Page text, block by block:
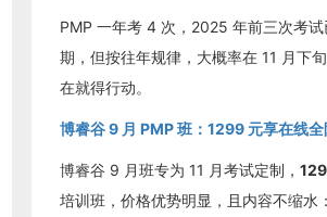
PMP 一年考 4 次，2025 年前三次考
期，但按往年规律，大概率在 11 月下
在就得行动。
博睿谷 9 月 PMP 班：1299 元享在线
博睿谷 9 月班专为 11 月考试定制，
培训班，价格优势明显，且内容不缩水：